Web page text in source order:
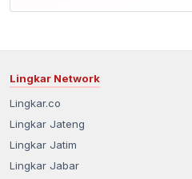
Lingkar Network
Lingkar.co
Lingkar Jateng
Lingkar Jatim
Lingkar Jabar